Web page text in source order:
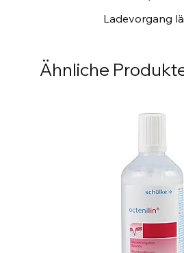
Ladevorgang
Ähnliche